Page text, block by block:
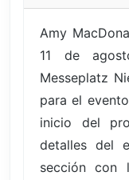
Amy
11 de
Messeplatz
para el
inicio del
detalles del
sección con